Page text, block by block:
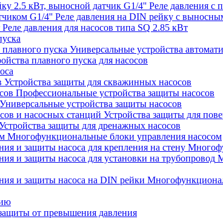
Реле давления с
Реле давления на DIN рейку с
Реле давления для насосов типа SQ 2.85 кВт
Универсальные устройства
плавного пуска для насосов
Устройства защиты для скважинных насосов
Профессиональные устройства защиты насосов
Универсальные устройства защиты насосов
Устройства защиты для
защиты для дренажных насосов
Многофункциональные блоки управления насосом
от превышения давления